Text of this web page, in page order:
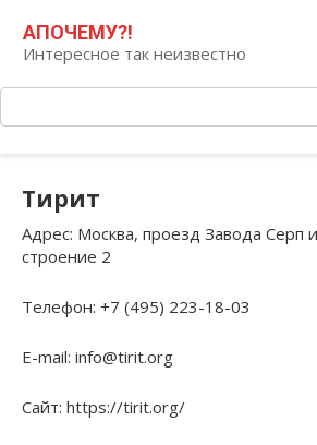
контенту
АПОЧЕМУ?!
Интересное так неизвестно
Тирит
Адрес: Москва, проезд Завода Серп
строение 2
Телефон: +7 (495) 223-18-03
E-mail: info@tirit.org
Сайт: https://tirit.org/